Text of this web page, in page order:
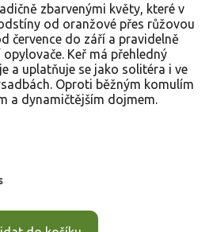
zbarvenými květy, které v
od oranžové přes růžovou
července do září a pravidelně
Keř má přehledný
a uplatňuje se jako solitéra i ve
Oproti běžným komulím
a dynamičtějším dojmem.